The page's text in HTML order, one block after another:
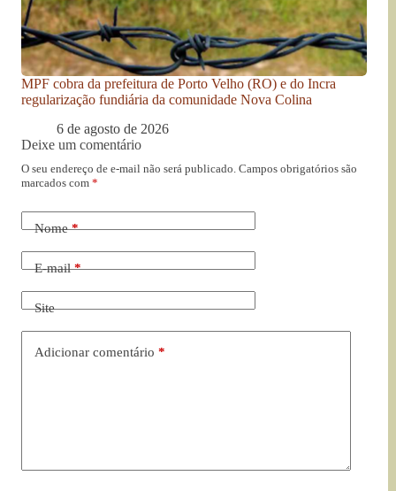
MPF cobra da prefeitura de Porto Velho (RO) e do Incra
regularização fundiária da comunidade Nova Colina
6 de agosto de 2026
Deixe um comentário
O seu endereço de e-mail não será publicado. Campos obrigatórios são
marcados com *
Nome*
E-mail*
Site
Adicionar comentário *